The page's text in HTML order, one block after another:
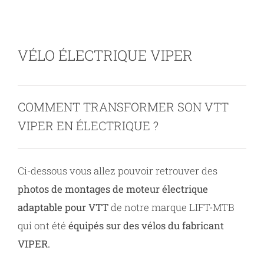
VÉLO ÉLECTRIQUE VIPER
COMMENT TRANSFORMER SON VTT
VIPER EN ÉLECTRIQUE ?
Ci-dessous vous allez pouvoir retrouver des
photos de montages de moteur électrique
adaptable pour VTTde notre marque LIFT-MTB
qui ont été équipés sur des vélos du fabricant
VIPER.